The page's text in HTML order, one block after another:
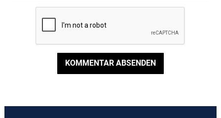
KOMMENTAR ABSENDEN